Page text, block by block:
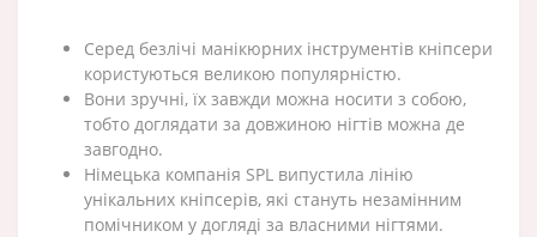
Серед безлічі манікюрних інструментів кніпсери
користуються великою популярністю.
Вони зручні, їх завжди можна носити з собою,
тобто доглядати за довжиною нігтів можна де
завгодно.
Німецька компанія SPL випустила лінію
унікальних кніпсерів, які стануть незамінним
помічником у догляді за власними нігтями.